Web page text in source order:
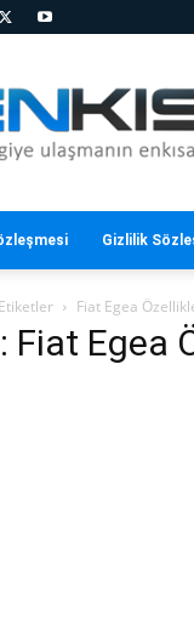
Kısa
Gizlilik
Etiketler Fiat Egea
Fiat Egea